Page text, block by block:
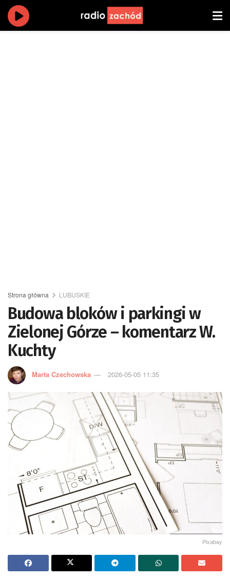
Strona główna LUBUSKIE
Budowa bloków i parkingi w
Zielonej Górze – komentarz W.
Kuchty
Marta Czechowska 2026-05-05 11:35
Pixabay